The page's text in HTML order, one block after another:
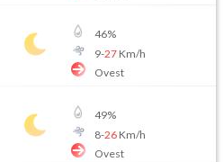
46%
9-27Km/h
Ovest
49%
8-26Km/h
Ovest